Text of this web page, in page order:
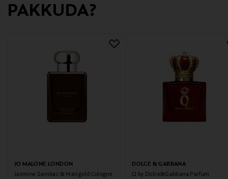
Digitaalne aadress
Diesel, lõhn, parfüüm
PAKKUDA?
JO MALONE LONDON
Jasmine Sambac & Marigold Cologne
DOLCE & GABBANA
Q by Dolce&Gabbana Parfum